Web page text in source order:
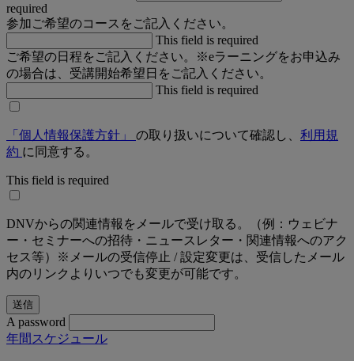
required
参加ご希望のコースをご記入ください。
This field is required
ご希望の日程をご記入ください。※eラーニングをお申込み
の場合は、受講開始希望日をご記入ください。
This field is required
「個人情報保護方針」 の取り扱いについて確認し、 利用規
約 に同意する。
This field is required
DNVからの関連情報をメールで受け取る。（例：ウェビナ
ー・セミナーへの招待・ニュースレター・関連情報へのアク
セス等）※メールの受信停止 / 設定変更は、受信したメール
内のリンクよりいつでも変更が可能です。
A password
年間スケジュール